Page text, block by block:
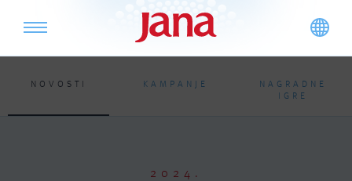
NOVOSTI KAMPANJE
NAGRADNE
IGRE
2024.